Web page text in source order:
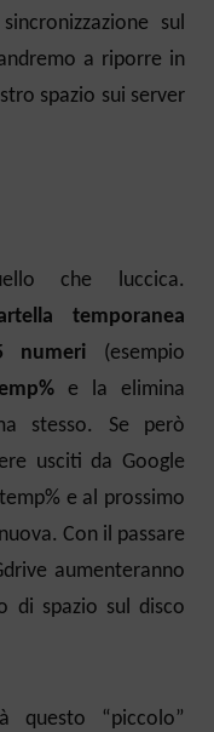
sul
a riporre in
spazio sui server
che luccica.
temporanea
numeri (esempio
e la elimina
stesso. Se però
usciti da Google
e al prossimo
Con il passare
aumenteranno
di spazio sul disco
questo “piccolo”